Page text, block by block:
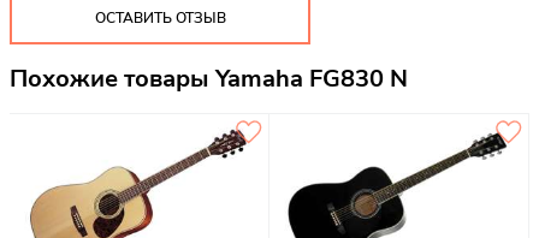
ОСТАВИТЬ ОТЗЫВ
Похожие товары Yamaha FG830 N